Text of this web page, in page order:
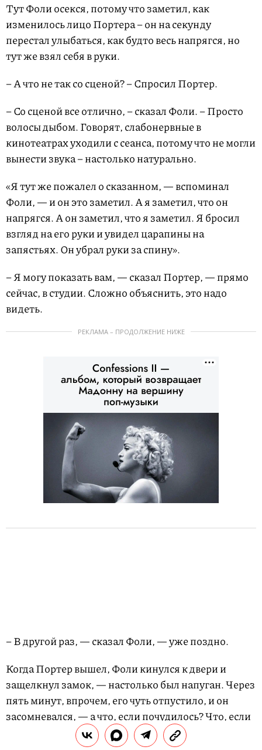
Тут Фоли осекся, потому что заметил, как
изменилось лицо Портера – он на секунду
перестал улыбаться, как будто весь напрягся, но
тут же взял себя в руки.
– А что не так со сценой? – Спросил Портер.
– Со сценой все отлично, – сказал Фоли. – Просто
волосы дыбом. Говорят, слабонервные в
кинотеатрах уходили с сеанса, потому что не могли
вынести звука – настолько натурально.
«Я тут же пожалел о сказанном, — вспоминал
Фоли, — и он это заметил. А я заметил, что он
напрягся. А он заметил, что я заметил. Я бросил
взгляд на его руки и увидел царапины на
запястьях. Он убрал руки за спину».
– Я могу показать вам, — сказал Портер, — прямо
сейчас, в студии. Сложно объяснить, это надо
видеть.
РЕКЛАМА – ПРОДОЛЖЕНИЕ НИЖЕ
– В другой раз, — сказал Фоли, — уже поздно.
Когда Портер вышел, Фоли кинулся к двери и
защелкнул замок, — настолько был напуган. Через
пять минут, впрочем, его чуть отпустило, и он
засомневался, — а что, если почудилось? Что, если
это просто игра воображения? Нельзя подозревать